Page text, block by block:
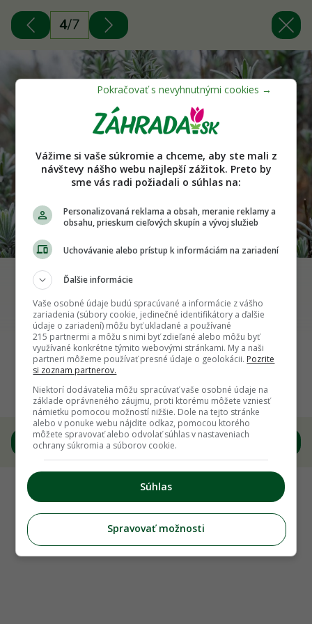
4/7
Pri reze treba dbať na správny termín a strihať len
bylinné časti. Foto: Shutterstock
Späť na článok
Ako pestovať levanduľu? A v čom je taká
unikátna? O jej výsadbe, strihaní a zbere sme sa
rozprávali s odborníčkou
4/7
Vážime si vaše súkromie a chceme, aby ste mali z
návštevy nášho webu najlepší zážitok. Preto by
sme vás radi požiadali o súhlas na:
Personalizovaná reklama a obsah, meranie reklamy a
obsahu, prieskum cieľových skupín a vývoj služieb
Uchovávanie alebo prístup k informáciám na zariadení
Ďalšie informácie
Vaše osobné údaje budú spracúvané a informácie z vášho
zariadenia (súbory cookie, jedinečné identifikátory a ďalšie
údaje o zariadení) môžu byť ukladané a používané
215 partnermi a môžu s nimi byť zdieľané alebo môžu byť
využívané konkrétne týmito webovými stránkami. My a naši
partneri môžeme používať presné údaje o geolokácii. Pozrite
si zoznam partnerov.
Niektorí dodávatelia môžu spracúvať vaše osobné údaje na
základe oprávneného záujmu, proti ktorému môžete vzniesť
námietku pomocou možností nižšie. Dole na tejto stránke
alebo v ponuke webu nájdite odkaz, pomocou ktorého
môžete spravovať alebo odvolať súhlas v nastaveniach
ochrany súkromia a súborov cookie.
Súhlas
Spravovať možnosti